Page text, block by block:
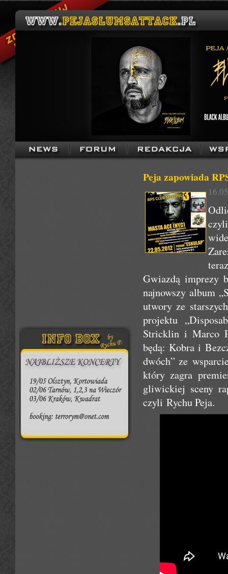
Peja zapowiada
Gwiazdą imprezy
najnowszy album
utwory ze
projektu
Stricklin i Marco
będą: Kobra i
dwóch” ze
który zagra
gliwickiej sceny
czyli Rychu Peja.